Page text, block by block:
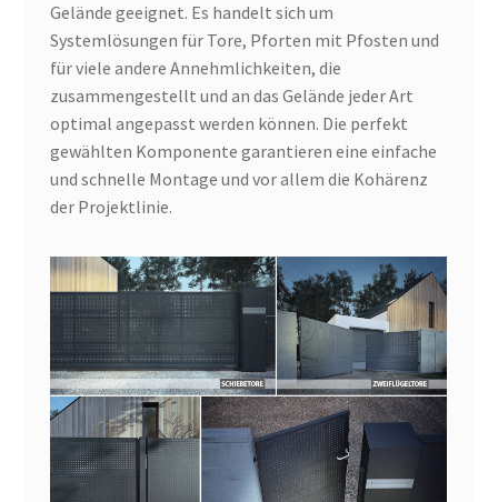
Gelände geeignet. Es handelt sich um
Systemlösungen für Tore, Pforten mit Pfosten und
für viele andere Annehmlichkeiten, die
zusammengestellt und an das Gelände jeder Art
optimal angepasst werden können. Die perfekt
gewählten Komponente garantieren eine einfache
und schnelle Montage und vor allem die Kohärenz
der Projektlinie.